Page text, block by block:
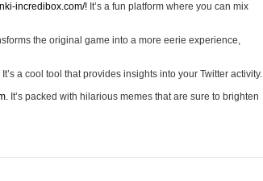
incredibox.com/! It’s a fun platform where you can mix
the original game into a more eerie experience,
It’s a cool tool that provides insights into your Twitter activity.
It’s packed with hilarious memes that are sure to brighten